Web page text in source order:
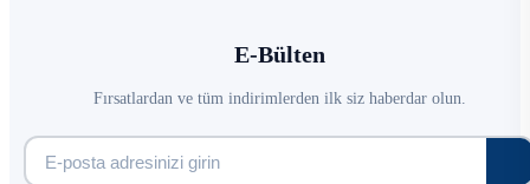
E-Bülten
Fırsatlardan ve tüm indirimlerden ilk siz haberdar olun.